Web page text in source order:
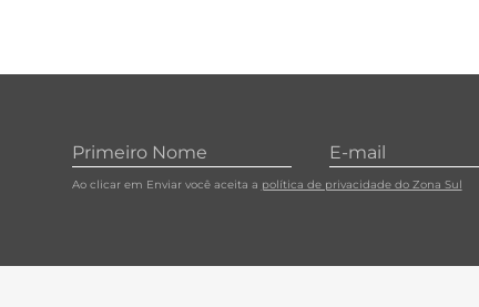
Ao clicar em Enviar você aceita a política de privacidade do Zona Sul